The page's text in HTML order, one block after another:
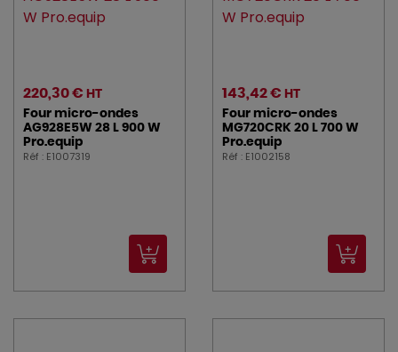
220,30 € HT
Four micro-ondes
AG928E5W 28 L 900 W
Pro.equip
Réf : E1007319
143,42 € HT
Four micro-ondes
MG720CRK 20 L 700 W
Pro.equip
Réf : E1002158